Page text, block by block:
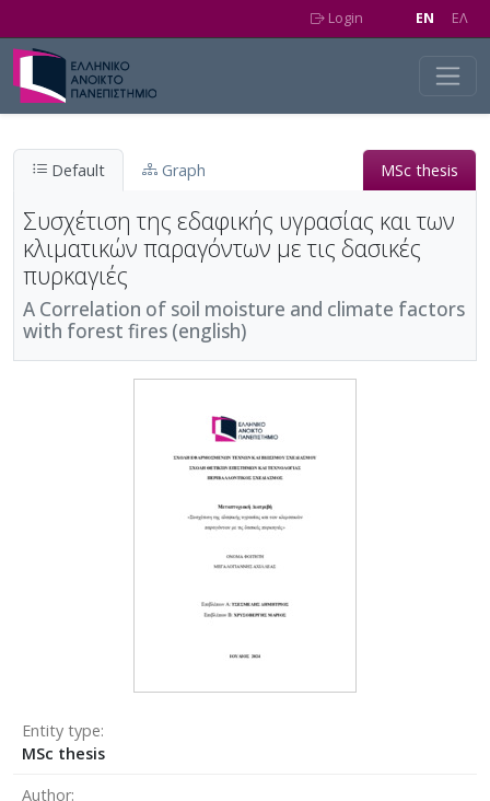
Login EN EΛ
Default Graph MSc thesis
Συσχέτιση της εδαφικής υγρασίας και των
κλιματικών παραγόντων με τις δασικές
πυρκαγιές
A Correlation of soil moisture and climate factors
with forest fires (english)
Entity type
MSc thesis
Author